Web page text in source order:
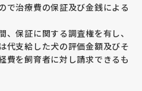
で治療費の保証及び金銭による
保証に関する調査権を有し、
代支給した犬の評価金額及びそ
費を飼育者に対し請求できるも